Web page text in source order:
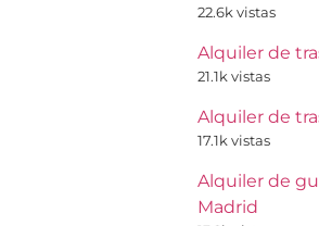
22.6k vistas
Alquiler de
21.1k vistas
Alquiler de
17.1k vistas
Alquiler de
Madrid